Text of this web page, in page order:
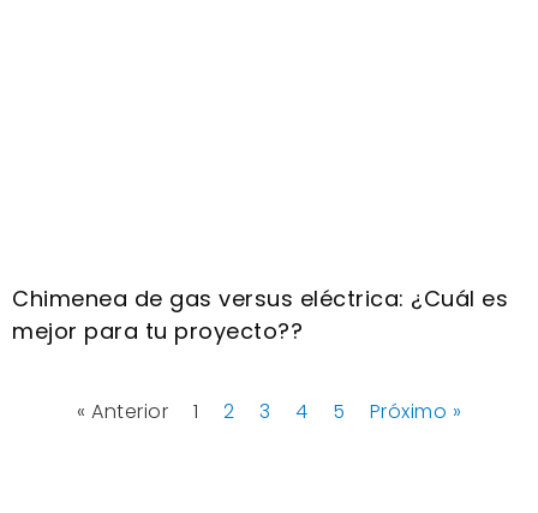
Chimenea de gas versus eléctrica: ¿Cuál es
mejor para tu proyecto??
« Anterior 1 2 3 4 5 Próximo »